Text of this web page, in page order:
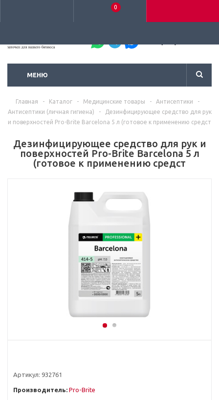
0
МЕНЮ
Главная - Каталог - Медицинские товары - Антисептики
-
Антисептики (личная гигиена)
-
Дезинфицирующее средство для рук
и поверхностей Pro-Brite Barcelona 5 л (готовое к применению средст
Дезинфицирующее средство для рук и
поверхностей Pro-Brite Barcelona 5 л
(готовое к применению средст
Артикул: 932761
Производитель: Pro-Brite